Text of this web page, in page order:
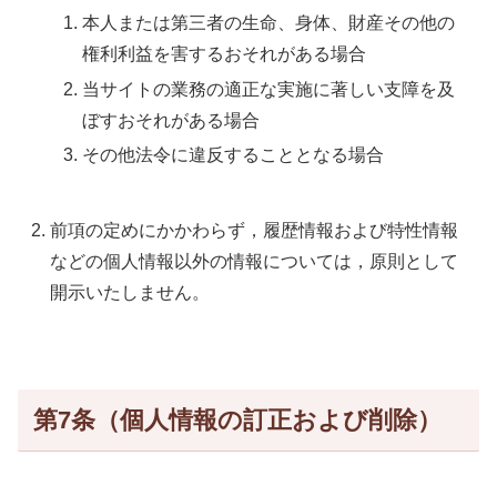
本人または第三者の生命、身体、財産その他の
権利利益を害するおそれがある場合
当サイトの業務の適正な実施に著しい支障を及
ぼすおそれがある場合
その他法令に違反することとなる場合
前項の定めにかかわらず，履歴情報および特性情報
などの個人情報以外の情報については，原則として
開示いたしません。
第7条（個人情報の訂正および削除）